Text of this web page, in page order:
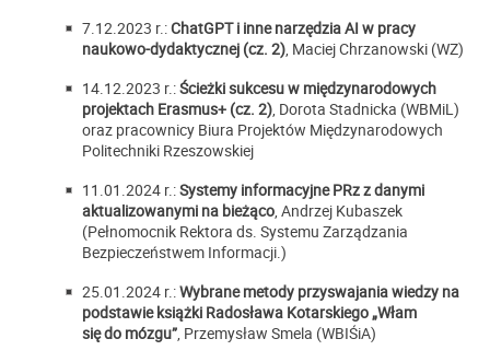
7.12.2023 r.:ChatGPT i inne narzędzia AI w pracy
naukowo-dydaktycznej (cz. 2), Maciej Chrzanowski (WZ)
14.12.2023 r.:Ścieżki sukcesu w międzynarodowych
projektach Erasmus+ (cz. 2), Dorota Stadnicka (WBMiL)
oraz pracownicy Biura Projektów Międzynarodowych
Politechniki Rzeszowskiej
11.01.2024 r.:Systemy informacyjne PRz z danymi
aktualizowanymi na bieżąco, Andrzej Kubaszek
(Pełnomocnik Rektora ds. Systemu Zarządzania
Bezpieczeństwem Informacji.)
25.01.2024 r.:Wybrane metody przyswajania wiedzy na
podstawie książki Radosława Kotarskiego „Włam
się do mózgu”, Przemysław Smela (WBIŚiA)